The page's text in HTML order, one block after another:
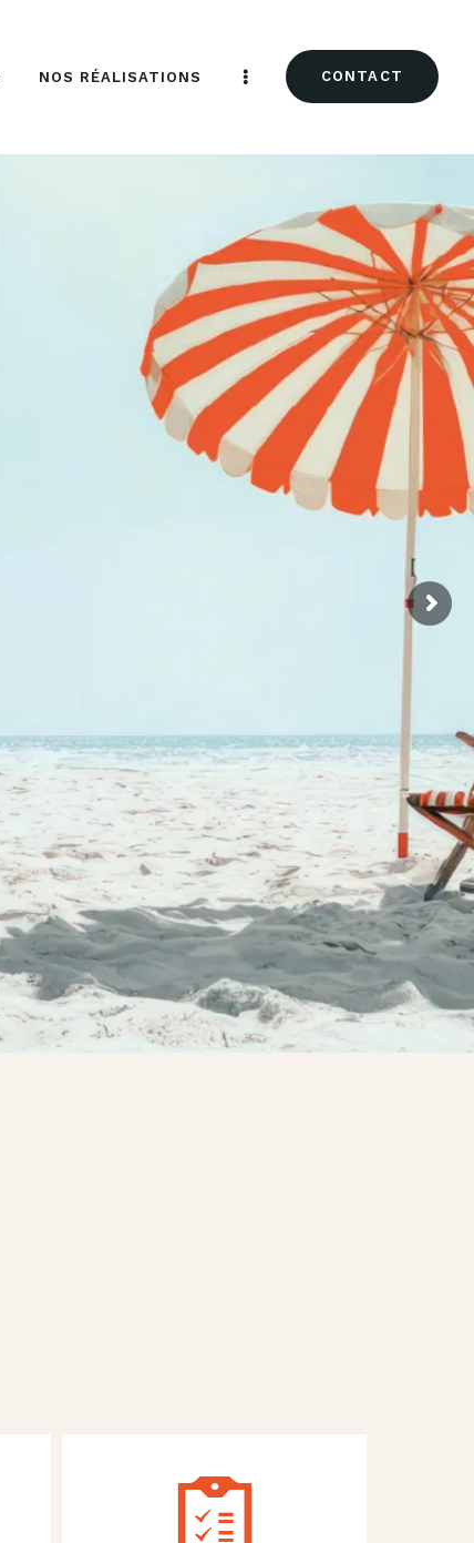
NOS RÉALISATIONS CONTACT